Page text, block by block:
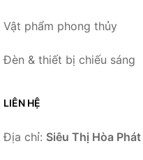
Vật phẩm phong thủy
Đèn & thiết bị chiếu sáng
LIÊN HỆ
Địa chỉ: Siêu Thị Hòa Phát